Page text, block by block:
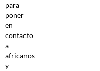
para
poner
en
contacto
a
africanos
y